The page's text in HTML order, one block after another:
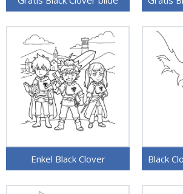
Enkel Black Clover